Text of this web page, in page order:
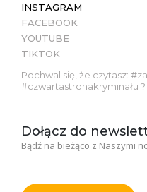
INSTAGRAM
FACEBOOK
YOUTUBE
TIKTOK
Pochwal się, że czytasz:
#czwartastronakryminału ?
Dołącz do
Bądź na bieżąco z Naszymi